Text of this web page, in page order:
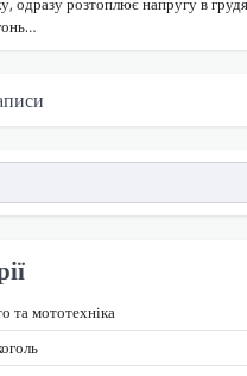
та мототехніка